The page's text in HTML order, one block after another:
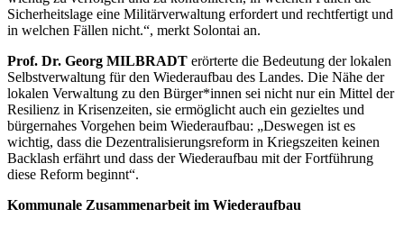
Sicherheitslage eine Militärverwaltung erfordert und rechtfertigt und
in welchen Fällen nicht.“, merkt Solontai an.
Prof. Dr. Georg MILBRADT erörterte die Bedeutung der lokalen
Selbstverwaltung für den Wiederaufbau des Landes. Die Nähe der
lokalen Verwaltung zu den Bürger*innen sei nicht nur ein Mittel der
Resilienz in Krisenzeiten, sie ermöglicht auch ein gezieltes und
bürgernahes Vorgehen beim Wiederaufbau: „Deswegen ist es
wichtig, dass die Dezentralisierungsreform in Kriegszeiten keinen
Backlash erfährt und dass der Wiederaufbau mit der Fortführung
diese Reform beginnt“.
Kommunale Zusammenarbeit im Wiederaufbau